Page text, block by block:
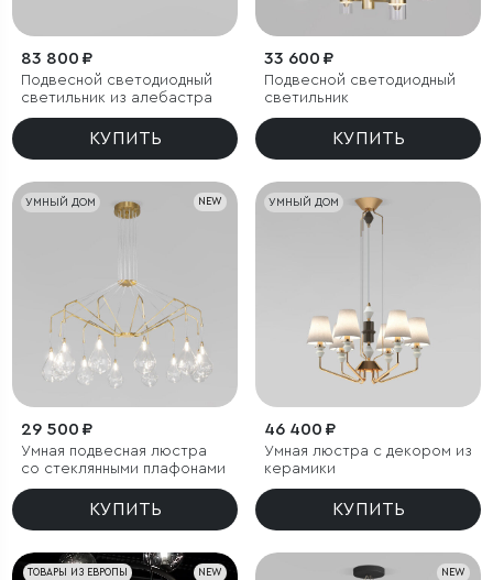
83 800 ₽
Подвесной светодиодный
светильник из алебастра
КУПИТЬ
33 600 ₽
Подвесной светодиодный
светильник
КУПИТЬ
УМНЫЙ ДОМ NEW
29 500 ₽
Умная подвесная люстра
со стеклянными плафонами
КУПИТЬ
УМНЫЙ ДОМ
46 400 ₽
Умная люстра с декором из
керамики
КУПИТЬ
NEW
ТОВАРЫ ИЗ ЕВРОПЫ NEW